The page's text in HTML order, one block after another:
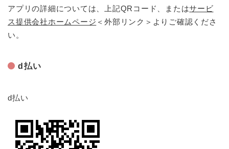
アプリの詳細については、上記QRコード、またはサービ
ス提供会社ホームページ ＜外部リンク＞ よりご確認くださ
い。
d払い
d払い